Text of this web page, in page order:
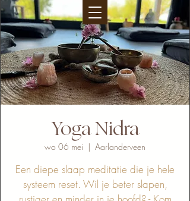
Yoga Nidra
wo 06 mei
  |
Aarlanderveen
Een diepe slaap meditatie die je hele
systeem reset. Wil je beter slapen,